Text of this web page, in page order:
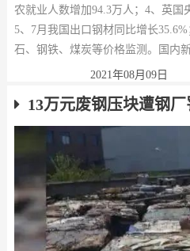
农就业人数增加94.3万人；4、英国
5、7月我国出口钢材同比增长
石、钢铁、煤炭等价格监测。国内
2021年08月09日
13万元废钢压块遭钢厂